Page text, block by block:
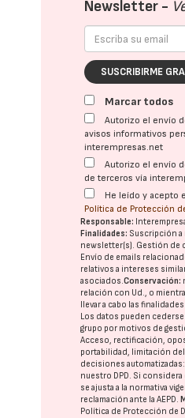
Newsletter -
SUSCRIBIRME
Marcar todos
Autorizo el envío
avisos informativos
interempresas.net
Autorizo el envío
de terceros vía
He leído y acepto
Política de Protección
Responsable:
Finalidades: Suscripción a
newsletter(s). Gestión de
Envío de emails
relativos a intereses
asociados.Conservación:
relación con Ud., o
llevar a cabo las
Los datos pueden cederse
grupo por motivos de
Acceso, rectificación,
portabilidad, limitación
decisiones automatizadas:
nuestro DPD. Si considera
se ajusta a la normativa
reclamación ante laAEPD.
Política de Protección de